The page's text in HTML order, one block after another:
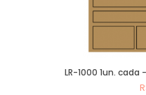
LR-1000 1un.